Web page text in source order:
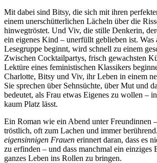
Mit dabei sind Bitsy, die sich mit ihren
einem unerschütterlichen Lächeln über die
hinwegtröstet. Und Viv, die stille Denkerin,
ein eigenes Kind – unerfüllt geblieben ist. Was
Lesegruppe beginnt, wird schnell zu einem
Zwischen Cocktailpartys, frisch gewachsten
Lektüre eines feministischen Klassikers
Charlotte, Bitsy und Viv, ihr Leben in einem
Sie sprechen über Sehnsüchte, über Mut und
bedeutet, als Frau etwas Eigenes zu wollen –
kaum Platz lässt.
Ein Roman wie ein Abend unter Freundinnen
tröstlich, oft zum Lachen und immer berührend.
eigensinnigen Frauen erinnert daran, dass es
zu erfinden – und dass manchmal ein einziges
ganzes Leben ins Rollen zu bringen.